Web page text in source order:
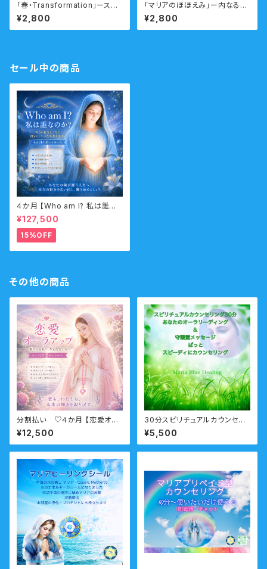
「春・Transformation」ースム
ーズに人生の転機や変化のタイ
ミングを乗り越えるー 瞑想音
声ガイド付き ウォーターエッセ
¥2,800
「マリアのほほえみ」ー内なる美
と神秘性を輝かせるー 瞑想音
声ガイド付き マリアウォーター
エッセンス・シングル
¥2,800
セール中の商品
４か月 【Who am I? 私は誰な
のか？】サポートコース なんの
ために生まれてきたのか？人生
の目的・使命・生きがいサポート
コース （人生の目的・魂の使命）
¥127,500
15%OFF
その他の商品
分割払い ♡４か月 【恋愛オー
ラアップ】サポートコース（恋愛・
結婚・復縁・不倫・LGBTQ）
¥12,500
30分スピリチュアルカウンセリ
ング お電話・オンライン・チャ
ット
¥5,500